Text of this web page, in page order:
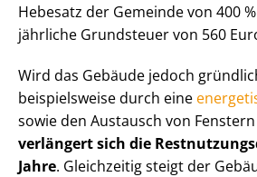
Hebesatz der Gemeinde von 400
jährliche Grundsteuer von 560
Wird das Gebäude jedoch
beispielsweise durch eine
sowie den Austausch von
verlängert sich die
Jahre. Gleichzeitig steigt der